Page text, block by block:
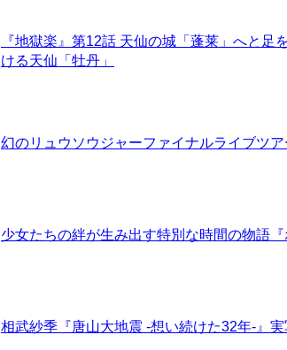
『地獄楽』第12話 天仙の城「蓬莱」へと足
ける天仙「牡丹」
幻のリュウソウジャーファイナルライブツ
少女たちの絆が生み出す特別な時間の物語
相武紗季『唐山大地震 -想い続けた32年-』